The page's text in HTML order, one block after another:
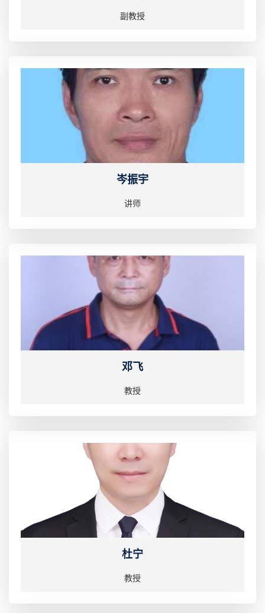
副教授
岑振宇
讲师
邓飞
教授
杜宁
教授